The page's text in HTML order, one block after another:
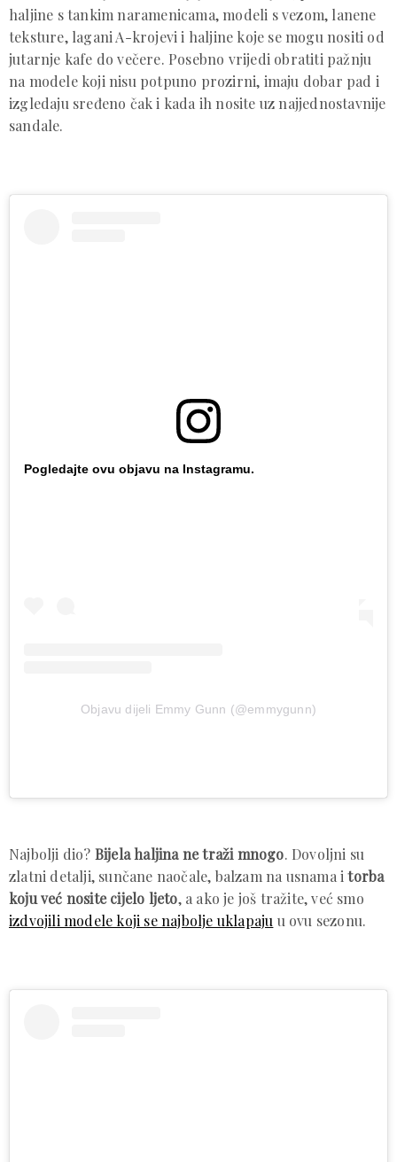
haljine s tankim naramenicama, modeli s vezom, lanene
teksture, lagani A-krojevi i haljine koje se mogu nositi od
jutarnje kafe do večere. Posebno vrijedi obratiti pažnju
na modele koji nisu potpuno prozirni, imaju dobar pad i
izgledaju sređeno čak i kada ih nosite uz najjednostavnije
sandale.
Pogledajte ovu objavu na Instagramu.
Objavu dijeli Emmy Gunn (@emmygunn)
Najbolji dio? Bijela haljina ne traži mnogo. Dovoljni su
zlatni detalji, sunčane naočale, balzam na usnama itorba
koju već nosite cijelo ljeto, a ako je još tražite, već smo
izdvojili modele koji se najbolje uklapaju u ovu sezonu.